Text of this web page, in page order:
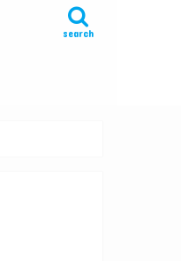
search